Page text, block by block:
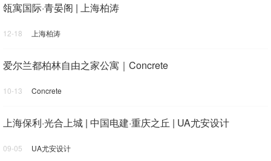
瓴寓国际·青晏阁 | 上海柏涛
12-18 上海柏涛
爱尔兰都柏林自由之家公寓｜Concrete
10-13 Concrete
上海保利·光合上城 | 中国电建·重庆之丘 | UA尤安设计
09-05 UA尤安设计